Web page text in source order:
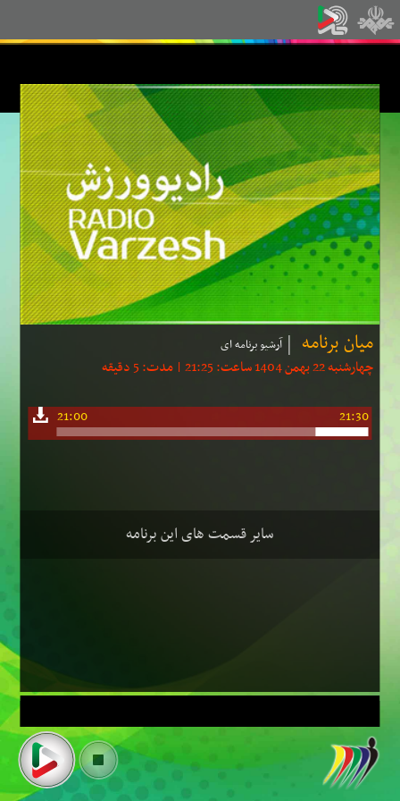
میان برنامه آرشیو برنامه ای
چهارشنبه 22 بهمن 1404 ساعت: 21:25 | مدت: 5 دقیقه
21:00 21:30
سایر قسمت های این برنامه